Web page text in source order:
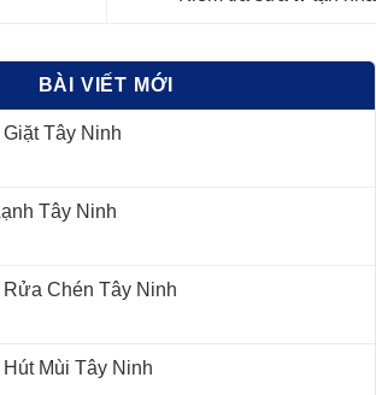
BÀI VIẾT MỚI
Tây Ninh
Tây Ninh
Chén Tây Ninh
Mùi Tây Ninh